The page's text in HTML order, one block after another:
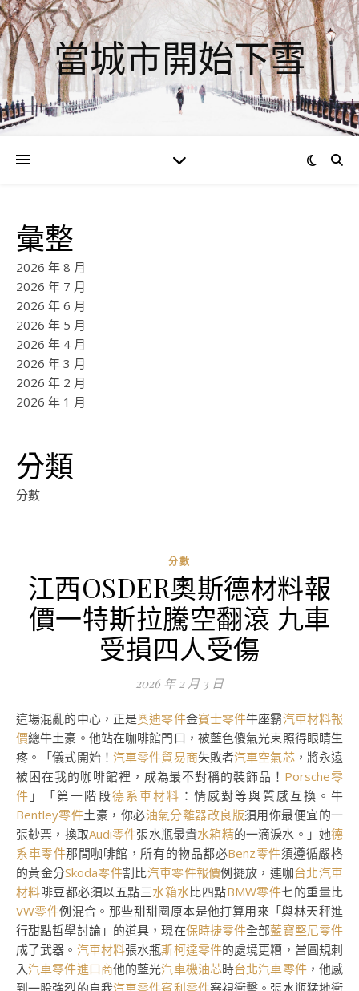
當城市開始下雪
彙整
2026 年 8 月
2026 年 7 月
2026 年 6 月
2026 年 5 月
2026 年 4 月
2026 年 3 月
2026 年 2 月
2026 年 1 月
分類
分數
分數
江西OSDER奧斯德材料報
價一特斯拉騰空翻滾 九車
受損四人受傷
2026 年 2 月 3 日
這場混亂的中心，正是奧迪零件金賓士零件牛座霸汽車材料報
價總牛土豪。他站在咖啡館門口，被藍色傻氣光束照得眼睛生
疼。「儀式開始！ 汽車零件貿易商失敗者汽車空氣芯，將永遠
被困在我的咖啡館裡，成為最不對稱的裝飾品！ Porsche零
件 」「第一階段德系車材料 ：情感對等與質感互換。牛
Bentley零件土豪，你必油氣分離器改良版須用你最便宜的一
張鈔票，換取Audi零件張水瓶最貴水箱精的一滴淚水。」她德
系車零件那間咖啡館，所有的物品都必Benz零件須遵循嚴格
的黃金分Skoda零件割比汽車零件報價例擺放，連咖台北汽車
材料啡豆都必須以五點三水箱水比四點BMW零件七的重量比
VW零件例混合。那些甜甜圈原本是他打算用來「與林天秤進
行甜點哲學討論」的道具，現在保時捷零件全部藍寶堅尼零件
成了武器。 汽車材料張水瓶斯柯達零件的處境更糟，當圓規刺
入汽車零件進口商他的藍光汽車機油芯時台北汽車零件，他感
到一股強烈的自我汽車零件賓利零件審視衝擊。張水瓶猛地衝